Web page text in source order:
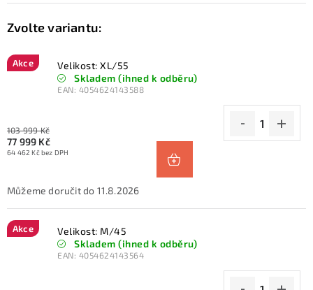
Akce
Velikost: XL/55
Skladem (ihned k odběru)
EAN: 4054624143588
103 999 Kč
77 999 Kč
64 462 Kč bez DPH
11.8.2026
Akce
Velikost: M/45
Skladem (ihned k odběru)
EAN: 4054624143564